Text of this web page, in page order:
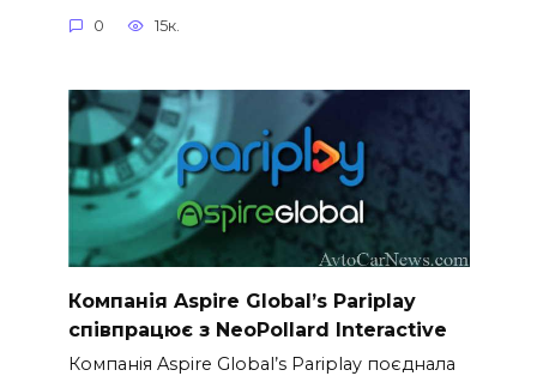
0 15к.
Компанія Aspire Global’s Pariplay
співпрацює з NeoPollard Interactive
Компанія Aspire Global’s Pariplay поєднала